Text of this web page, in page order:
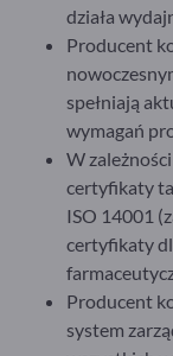
działa
Producent
spełniają
wymagań
W
certyfikaty
ISO 14001
certyfikaty
Producent
system